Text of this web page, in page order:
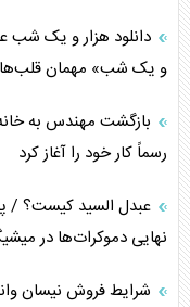
اوکراین بازوی مخرب
اهمیت راهبردی اردن
پیام، ظرفیت
همسویی عربستان با
ترامپ و توهم خلع
دانلود هزار و یک شب
و یک شب» مهمان
بازگشت مهندس به
رسماً کار خود را آغاز کرد
عبدل السید کیست؟ /
نهایی دموکرات‌ها در
شرایط فروش نیسان